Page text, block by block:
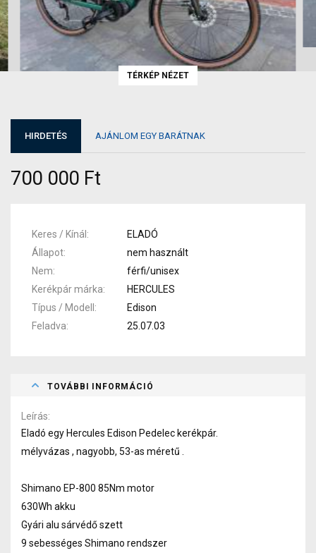
TÉRKÉP NÉZET
HIRDETÉS AJÁNLOM EGY BARÁTNAK
700 000 Ft
Keres / Kínál
ELADÓ
Állapot
nem használt
Nem
férfi/unisex
Kerékpár márka
HERCULES
Típus / Modell
Edison
Feladva
25.07.03
TOVÁBBI INFORMÁCIÓ
Leírás
Eladó egy Hercules Edison Pedelec kerékpár.
mélyvázas , nagyobb, 53-as méretű .
Shimano EP-800 85Nm motor
630Wh akku
Gyári alu sárvédő szett
9 sebességes Shimano rendszer